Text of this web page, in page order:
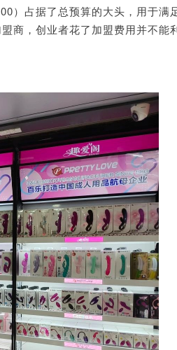
）占据了总预算的大头，用于满
商，创业者花了加盟费用并不能